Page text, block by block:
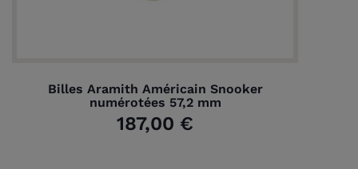
Billes Aramith Américain Snooker
numérotées 57,2 mm
187,00 €